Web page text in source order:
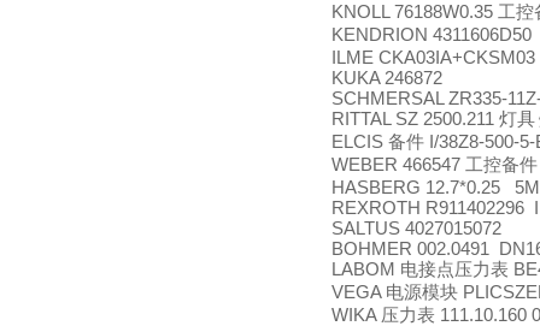
KNOLL 76188W0.35 工控
KENDRION
ILME CKA03IA+CKSM03
KUKA 246872
SCHMERSAL ZR335-
RITTAL SZ 2500.211 灯具
ELCIS 备件 I/38Z8-500-
WEBER 466547 工控备件
HASBERG 12.7*0.25 5M
REXROTH R911402296
SALTUS 4027015072
BOHMER 002.0491
LABOM 电接点压力表
VEGA 电源模块
WIKA 压力表 111.10.160